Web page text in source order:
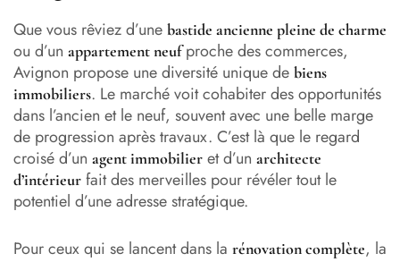
Que vous rêviez d’une bastide ancienne pleine de charme
ou d’un appartement neufproche des commerces,
Avignon propose une diversité unique de biens
immobiliers. Le marché voit cohabiter des opportunités
dans l’ancien et le neuf, souvent avec une belle marge
de progression après travaux. C’est là que le regard
croisé d’un agent immobilier et d’un architecte
d’intérieur fait des merveilles pour révéler tout le
potentiel d’une adresse stratégique.
Pour ceux qui se lancent dans la rénovation complète, la